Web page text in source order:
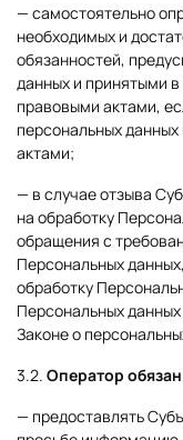
— самостоятельно
необходимых и
обязанностей,
данных и принятыми
правовыми актами,
персональных
актами;
— в случае отзыва
на обработку
обращения с
Персональных
обработку
Персональных
Законе о
3.2. Оператор
— предоставлять